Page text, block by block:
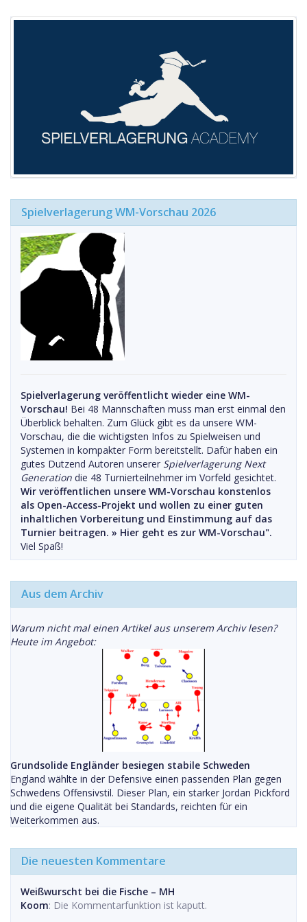
Spielverlagerung WM-Vorschau 2026
Spielverlagerung veröffentlicht wieder eine WM-
Vorschau! Bei 48 Mannschaften muss man erst einmal den
Überblick behalten. Zum Glück gibt es da unsere WM-
Vorschau, die die wichtigsten Infos zu Spielweisen und
Systemen in kompakter Form bereitstellt. Dafür haben ein
gutes Dutzend Autoren unserer Spielverlagerung Next
Generation die 48 Turnierteilnehmer im Vorfeld gesichtet.
Wir veröffentlichen unsere WM-Vorschau konstenlos
als Open-Access-Projekt und wollen zu einer guten
inhaltlichen Vorbereitung und Einstimmung auf das
Turnier beitragen. » Hier geht es zur WM-Vorschau".
Viel Spaß!
Aus dem Archiv
Warum nicht mal einen Artikel aus unserem Archiv lesen?
Heute im Angebot:
Grundsolide Engländer besiegen stabile Schweden
England wählte in der Defensive einen passenden Plan gegen
Schwedens Offensivstil. Dieser Plan, ein starker Jordan Pickford
und die eigene Qualität bei Standards, reichten für ein
Weiterkommen aus.
Die neuesten Kommentare
Weißwurscht bei die Fische – MH
Koom: Die Kommentarfunktion ist kaputt.